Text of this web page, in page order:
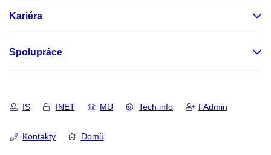
Kariéra
Spolupráce
IS INET MU Tech info FAdmin
Kontakty Domů